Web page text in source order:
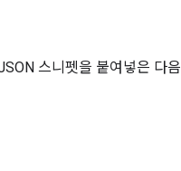
스니펫을 붙여넣은 다음